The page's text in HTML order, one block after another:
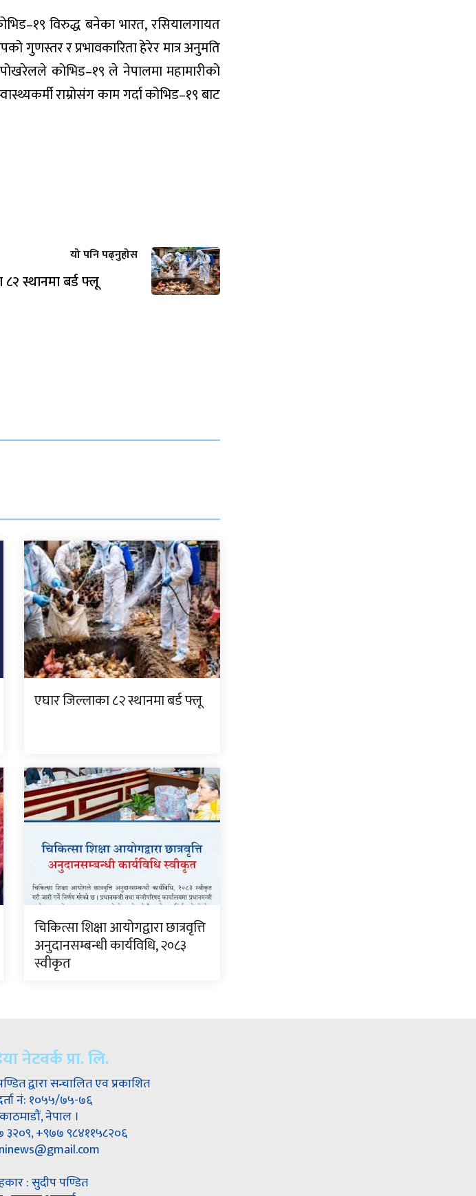
विरुद्ध बनेका भारत, रसियालगायत
गुणस्तर र प्रभावकारिता हेरेर मात्र अनुमति
कोभिड–१९ ले नेपालमा महामारीको
राम्रोसंग काम गर्दा कोभिड–१९ बाट
यो पनि पढ्नुहोस
स्थानमा बर्ड फ्लू
एघार जिल्लाका ८२ स्थानमा बर्ड फ्लू
चिकित्सा शिक्षा आयोगद्वारा छात्रवृत्ति
अनुदानसम्बन्धी कार्यविधि, २०८३
स्वीकृत
नेटवर्क प्रा. लि.
द्वारा सन्चालित एव प्रकाशित
नं: १०५५/७५-७६
नेपाल ।
+९७७ ९८४११५८२०६
: सुदीप पण्डित